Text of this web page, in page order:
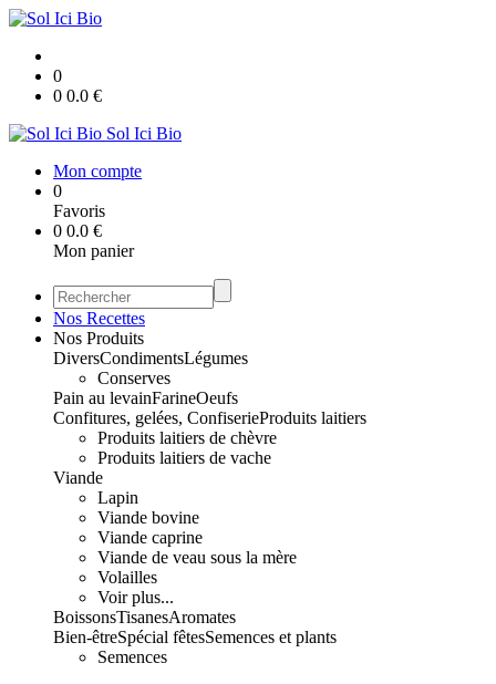
0
0 0.0 €
Sol Ici Bio
Mon compte
0
Favoris
0 0.0 €
Mon panier
Nos Recettes
Nos Produits
DiversCondimentsLégumes
Conserves
Pain au levainFarineOeufs
Confitures, gelées, ConfiserieProduits laitiers
Produits laitiers de chèvre
Produits laitiers de vache
Viande
Lapin
Viande bovine
Viande caprine
Viande de veau sous la mère
Volailles
Voir plus...
BoissonsTisanesAromates
Bien-êtreSpécial fêtesSemences et plants
Semences